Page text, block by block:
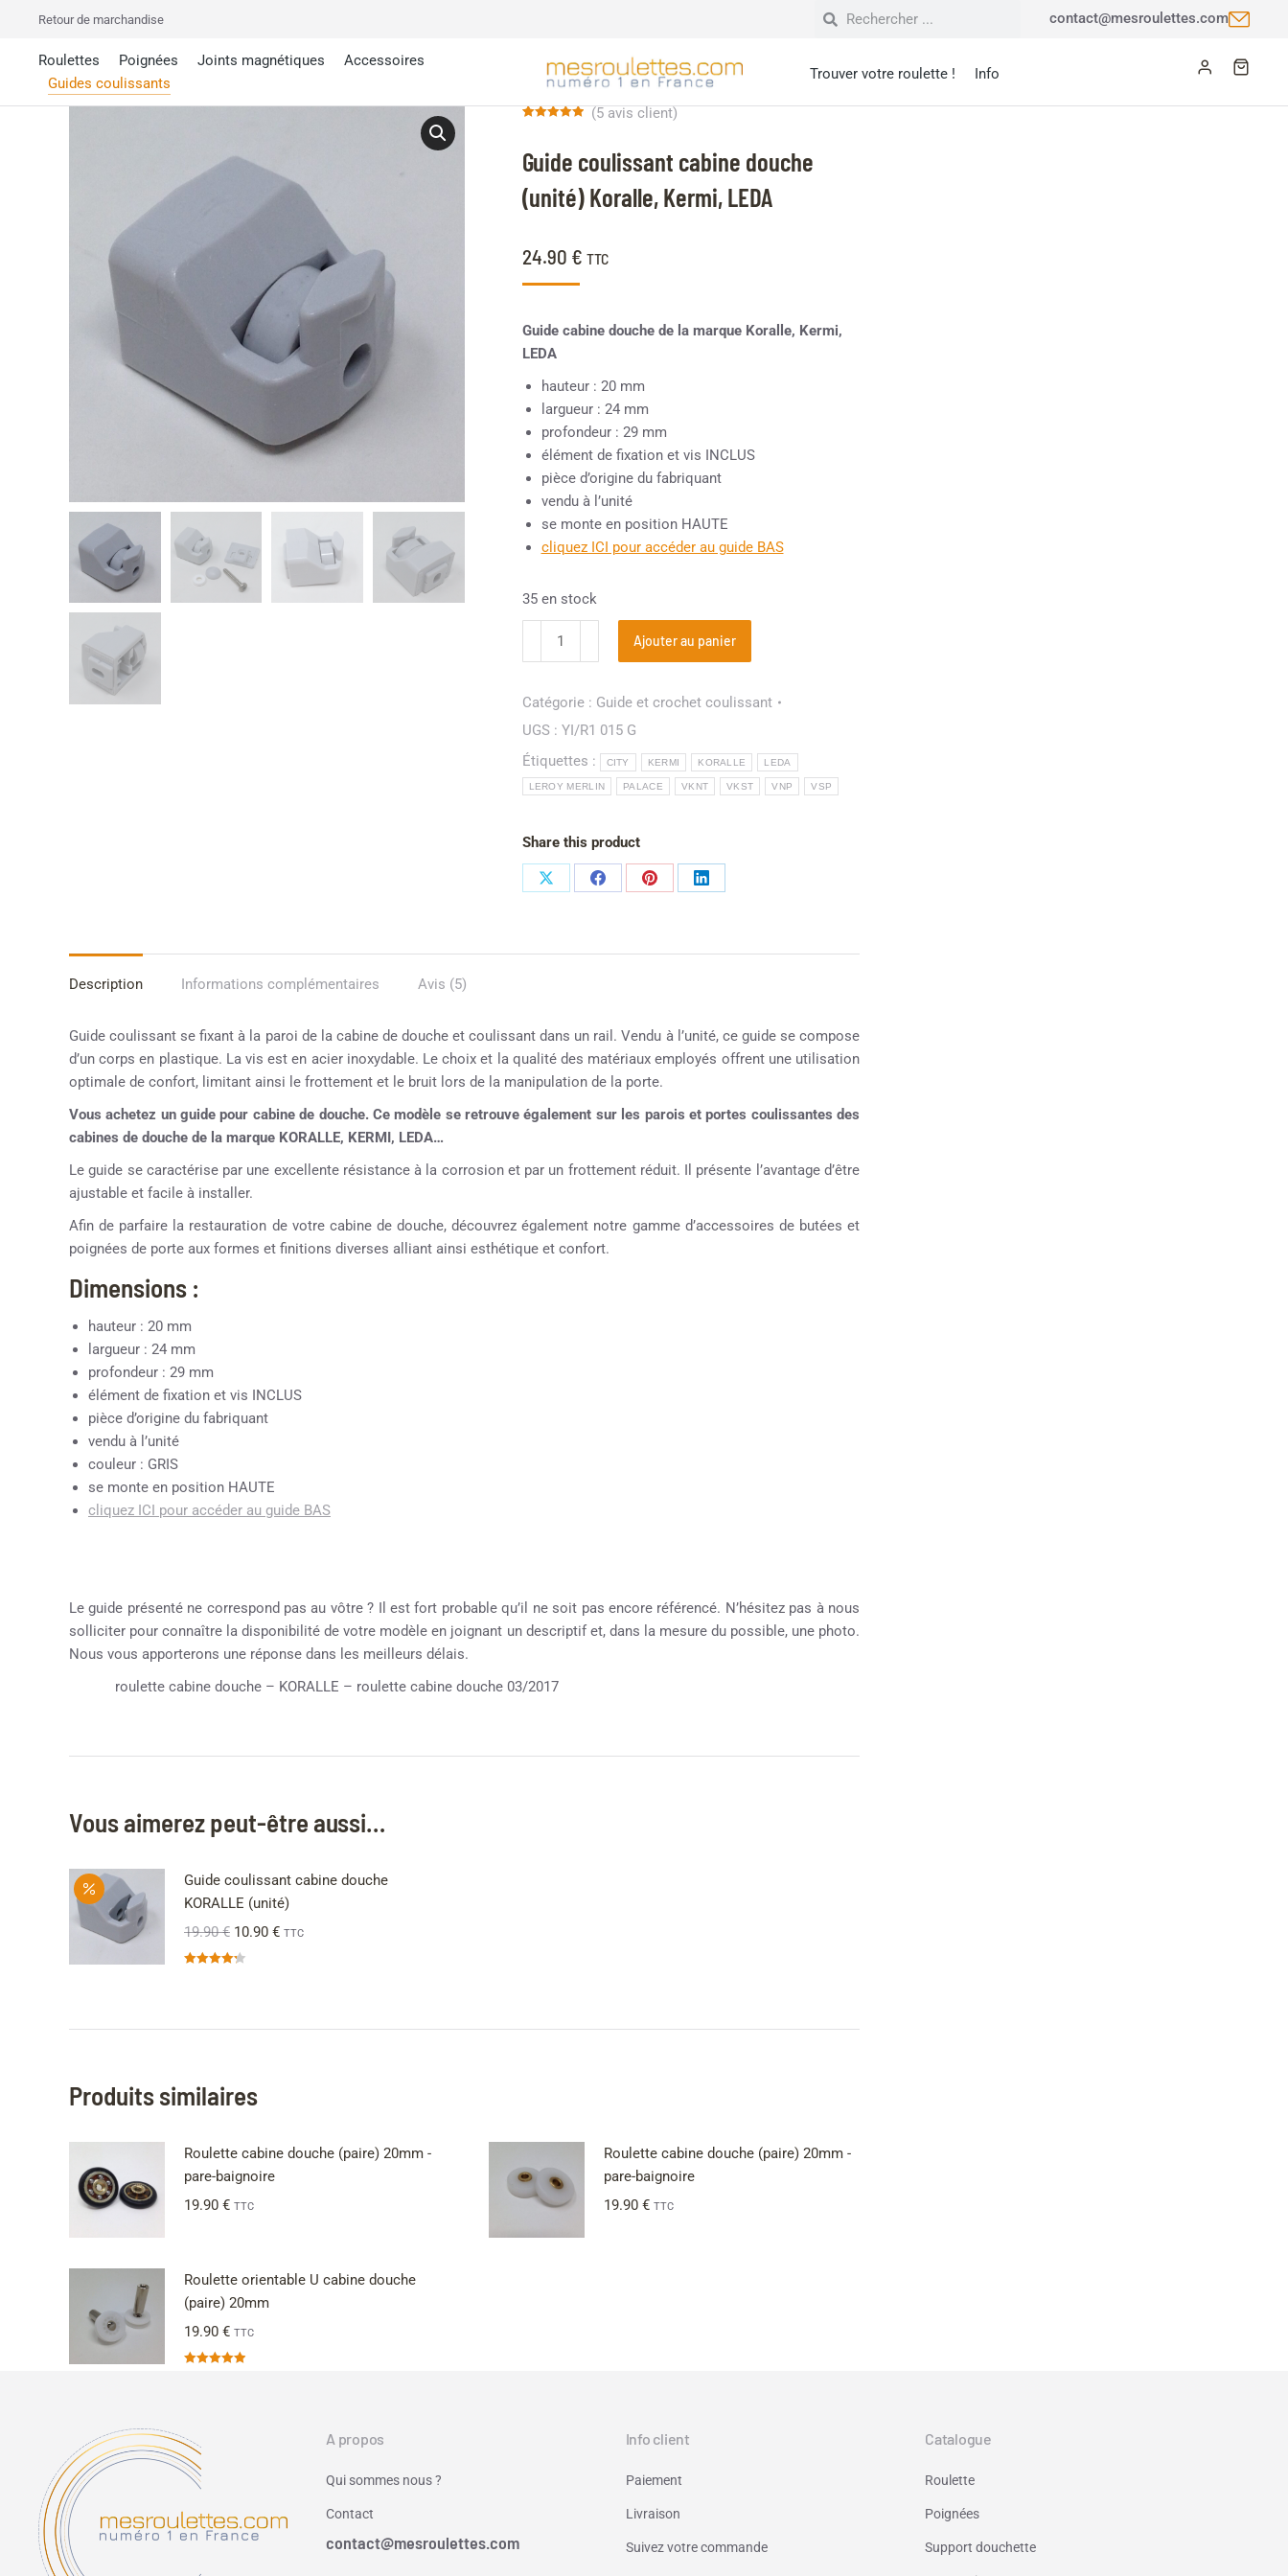
Retour de marchandise contact@mesroulettes.com
Roulettes Poignées Joints magnétiques
Accessoires
Guides coulissants
Trouver votre roulette ! Info
Guide coulissant cabine douche
(unité) Koralle, Kermi, LEDA
24.90 € TTC
sur
notations
(5 avis client)
Guide cabine douche de la marque Koralle, Kermi,
LEDA
hauteur : 20 mm
largueur : 24 mm
profondeur : 29 mm
élément de fixation et vis INCLUS
pièce d’origine du fabriquant
vendu à l’unité
se monte en position HAUTE
cliquez ICI pour accéder au guide BAS
35 en stock
Ajouter au panier
Catégorie : Guide et crochet coulissant
UGS : YI/R1 015 G
Étiquettes :
CITY KERMI KORALLE LEDA
LEROY MERLIN PALACE VKNT VKST VNP VSP
Share this product
Description Informations complémentaires Avis (5)
Guide coulissant se fixant à la paroi de la cabine de douche et coulissant dans un rail. Vendu à l’unité, ce guide se compose
d’un corps en plastique. La vis est en acier inoxydable. Le choix et la qualité des matériaux employés offrent une utilisation
optimale de confort, limitant ainsi le frottement et le bruit lors de la manipulation de la porte.
Vous achetez un guide pour cabine de douche. Ce modèle se retrouve également sur les parois et portes coulissantes des
cabines de douche de la marque KORALLE, KERMI, LEDA…
Le guide se caractérise par une excellente résistance à la corrosion et par un frottement réduit. Il présente l’avantage d’être
ajustable et facile à installer.
Afin de parfaire la restauration de votre cabine de douche, découvrez également notre gamme d’accessoires de butées et
poignées de porte aux formes et finitions diverses alliant ainsi esthétique et confort.
Dimensions :
hauteur : 20 mm
largueur : 24 mm
profondeur : 29 mm
élément de fixation et vis INCLUS
pièce d’origine du fabriquant
vendu à l’unité
couleur : GRIS
se monte en position HAUTE
cliquez ICI pour accéder au guide BAS
Le guide présenté ne correspond pas au vôtre ? Il est fort probable qu’il ne soit pas encore référencé. N’hésitez pas à nous
solliciter pour connaître la disponibilité de votre modèle en joignant un descriptif et, dans la mesure du possible, une photo.
Nous vous apporterons une réponse dans les meilleurs délais.
roulette cabine douche – KORALLE – roulette cabine douche 03/2017
Vous aimerez peut-être aussi…
Guide coulissant cabine douche
KORALLE (unité)
19.90€ 10.90 € TTC
Produits similaires
Roulette cabine douche (paire) 20mm -
pare-baignoire
19.90 € TTC
Roulette cabine douche (paire) 20mm -
pare-baignoire
19.90 € TTC
Roulette orientable U cabine douche
(paire) 20mm
19.90 € TTC
A propos
Qui sommes nous ?
Contact
contact@mesroulettes.com
Info client
Paiement
Livraison
Suivez votre commande
Catalogue
Roulette
Poignées
Support douchette